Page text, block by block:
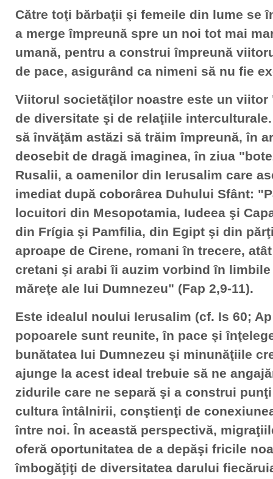
Către toţi bărbaţii şi femeile din lume se
a merge împreună spre un noi tot mai
umană, pentru a construi împreună
de pace, asigurând ca nimeni să nu fie
Viitorul societăţilor noastre este un
de diversitate şi de relaţiile
să învăţăm astăzi să trăim împreună, în
deosebit de dragă imaginea, în ziua
Rusalii, a oamenilor din Ierusalim care
imediat după coborârea Duhului Sfânt:
locuitori din Mesopotamia, Iudeea şi
din Frígia şi Pamfilia, din Egipt şi din
aproape de Cirene, romani în trecere,
cretani şi arabi îi auzim vorbind în
măreţe ale lui Dumnezeu" (Fap 2,9-11).
Este idealul noului Ierusalim (cf. Is 60;
popoarele sunt reunite, în pace şi
bunătatea lui Dumnezeu şi minunăţiile
ajunge la acest ideal trebuie să ne
zidurile care ne separă şi a construi
cultura întâlnirii, conştienţi de
între noi. În această perspectivă,
oferă oportunitatea de a depăşi fricile
îmbogăţiţi de diversitatea darului